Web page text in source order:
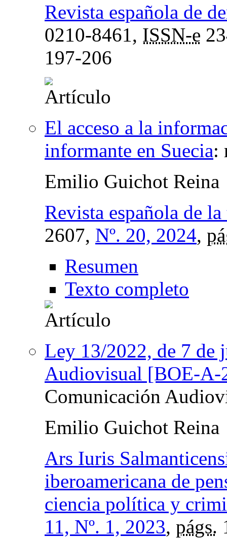
Revista española de
0210-8461, ISSN-e
197-206
El acceso a la
informante en Suecia:
Emilio Guichot Reina
Revista española de
2607, Nº. 20, 2024,
Resumen
Texto completo
Ley 13/2022, de 7 de
Audiovisual [BOE-A-
Comunicación
Emilio Guichot Reina
Ars Iuris
iberoamericana de
ciencia política y
11, Nº. 1, 2023, págs.